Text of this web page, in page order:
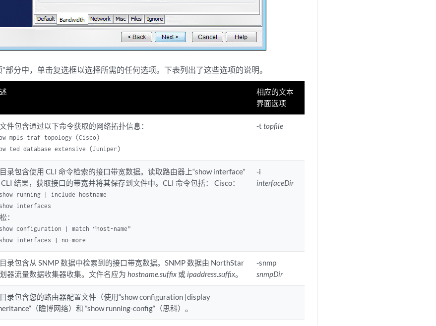
部分中，单击复选框以选择所需的任何选项。下表列出了这些选项的说明。
相应的文本
界面选项
件包含通过以下命令获取的网络拓扑信息：
mpls traf topology (Cisco)
ted database extensive (Juniper)
-t topfile
录包含使用 CLI 命令检索的接口带宽数据。读取路由器上“show interface”
CLI 结果，获取接口的带宽并将其保存到文件中。CLI 命令包括： Cisco：
running | include hostname
interfaces
：
configuration | match “host-name”
interfaces | no-more
-i
interfaceDir
录包含从 SNMP 数据中检索到的接口带宽数据。SNMP 数据由 NorthStar
器流量数据收集器收集。文件名应为 hostname.suffix或 ipaddress.suffix。
-snmp
snmpDir
录包含您的路由器配置文件（使用“show configuration |display
（瞻博网络）和 ”show running-config“（思科）。